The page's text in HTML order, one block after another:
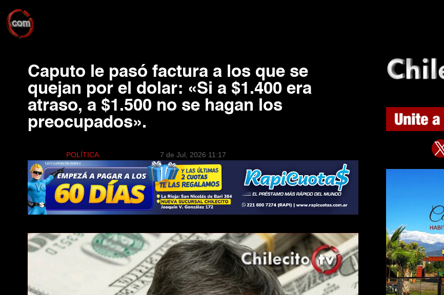
Caputo le pasó factura a los que se
quejan por el dolar: «Si a $1.400 era
atraso, a $1.500 no se hagan los
preocupados».
POLÍTICA 7 de Jul, 2026 11:17 X